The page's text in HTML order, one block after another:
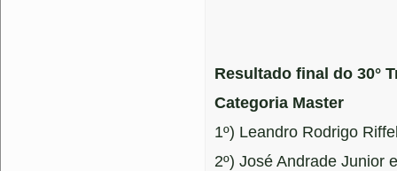
Resultado final do 30°
Categoria Master
1º) Leandro Rodrigo
2º) José Andrade Junior